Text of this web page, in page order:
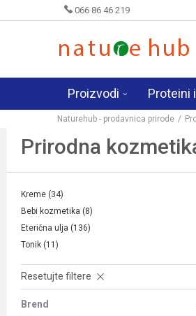
066 86 46 219
Proizvodi Proteini
Naturehub - prodavnica prirode
Prirodna
Kreme (34)
Bebi kozmetika (8)
Eterična ulja (136)
Tonik (11)
Resetujte filtere
Brend